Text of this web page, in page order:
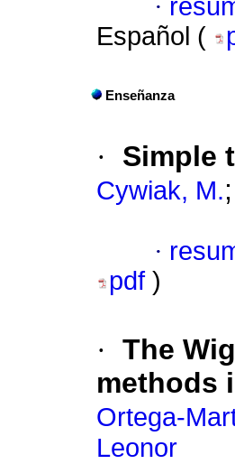
·
Español (
Enseñanza
· Simple
Cywiak, M.;
·
pdf )
· The
methods
Ortega-
Leonor